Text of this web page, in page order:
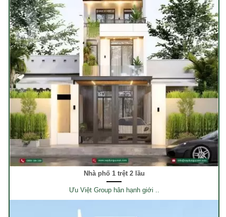
Nhà phố 1 trệt 2 lầu
Ưu Việt Group hân hạnh giới ..